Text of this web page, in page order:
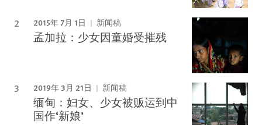
2015年 7月 1日 新闻稿
孟加拉：少女因童婚受摧残
2019年 3月 21日 新闻稿
缅甸：妇女、少女被贩运到中
国作‘新娘’